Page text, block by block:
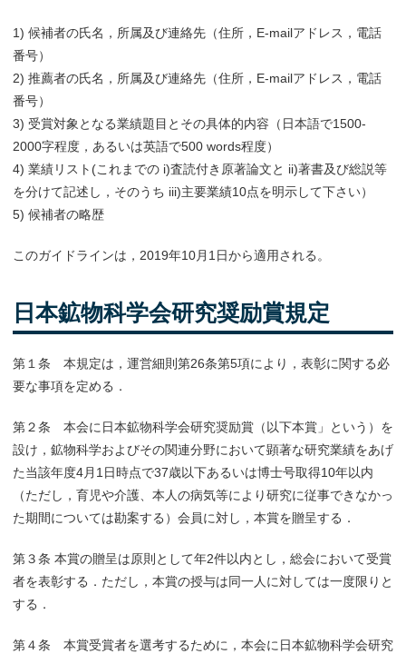
1) 候補者の氏名，所属及び連絡先（住所，E-mailアドレス，電話
番号）
2) 推薦者の氏名，所属及び連絡先（住所，E-mailアドレス，電話
番号）
3) 受賞対象となる業績題目とその具体的内容（日本語で1500-
2000字程度，あるいは英語で500 words程度）
4) 業績リスト(これまでの i)査読付き原著論文と ii)著書及び総説等
を分けて記述し，そのうち iii)主要業績10点を明示して下さい）
5) 候補者の略歴
このガイドラインは，2019年10月1日から適用される。
日本鉱物科学会研究奨励賞規定
第１条 本規定は，運営細則第26条第5項により，表彰に関する必
要な事項を定める．
第２条 本会に日本鉱物科学会研究奨励賞（以下本賞」という）を
設け，鉱物科学およびその関連分野において顕著な研究業績をあげ
た当該年度4月1日時点で37歳以下あるいは博士号取得10年以内
（ただし，育児や介護、本人の病気等により研究に従事できなかっ
た期間については勘案する）会員に対し，本賞を贈呈する．
第３条 本賞の贈呈は原則として年2件以内とし，総会において受賞
者を表彰する．ただし，本賞の授与は同一人に対しては一度限りと
する．
第４条 本賞受賞者を選考するために，本会に日本鉱物科学会研究